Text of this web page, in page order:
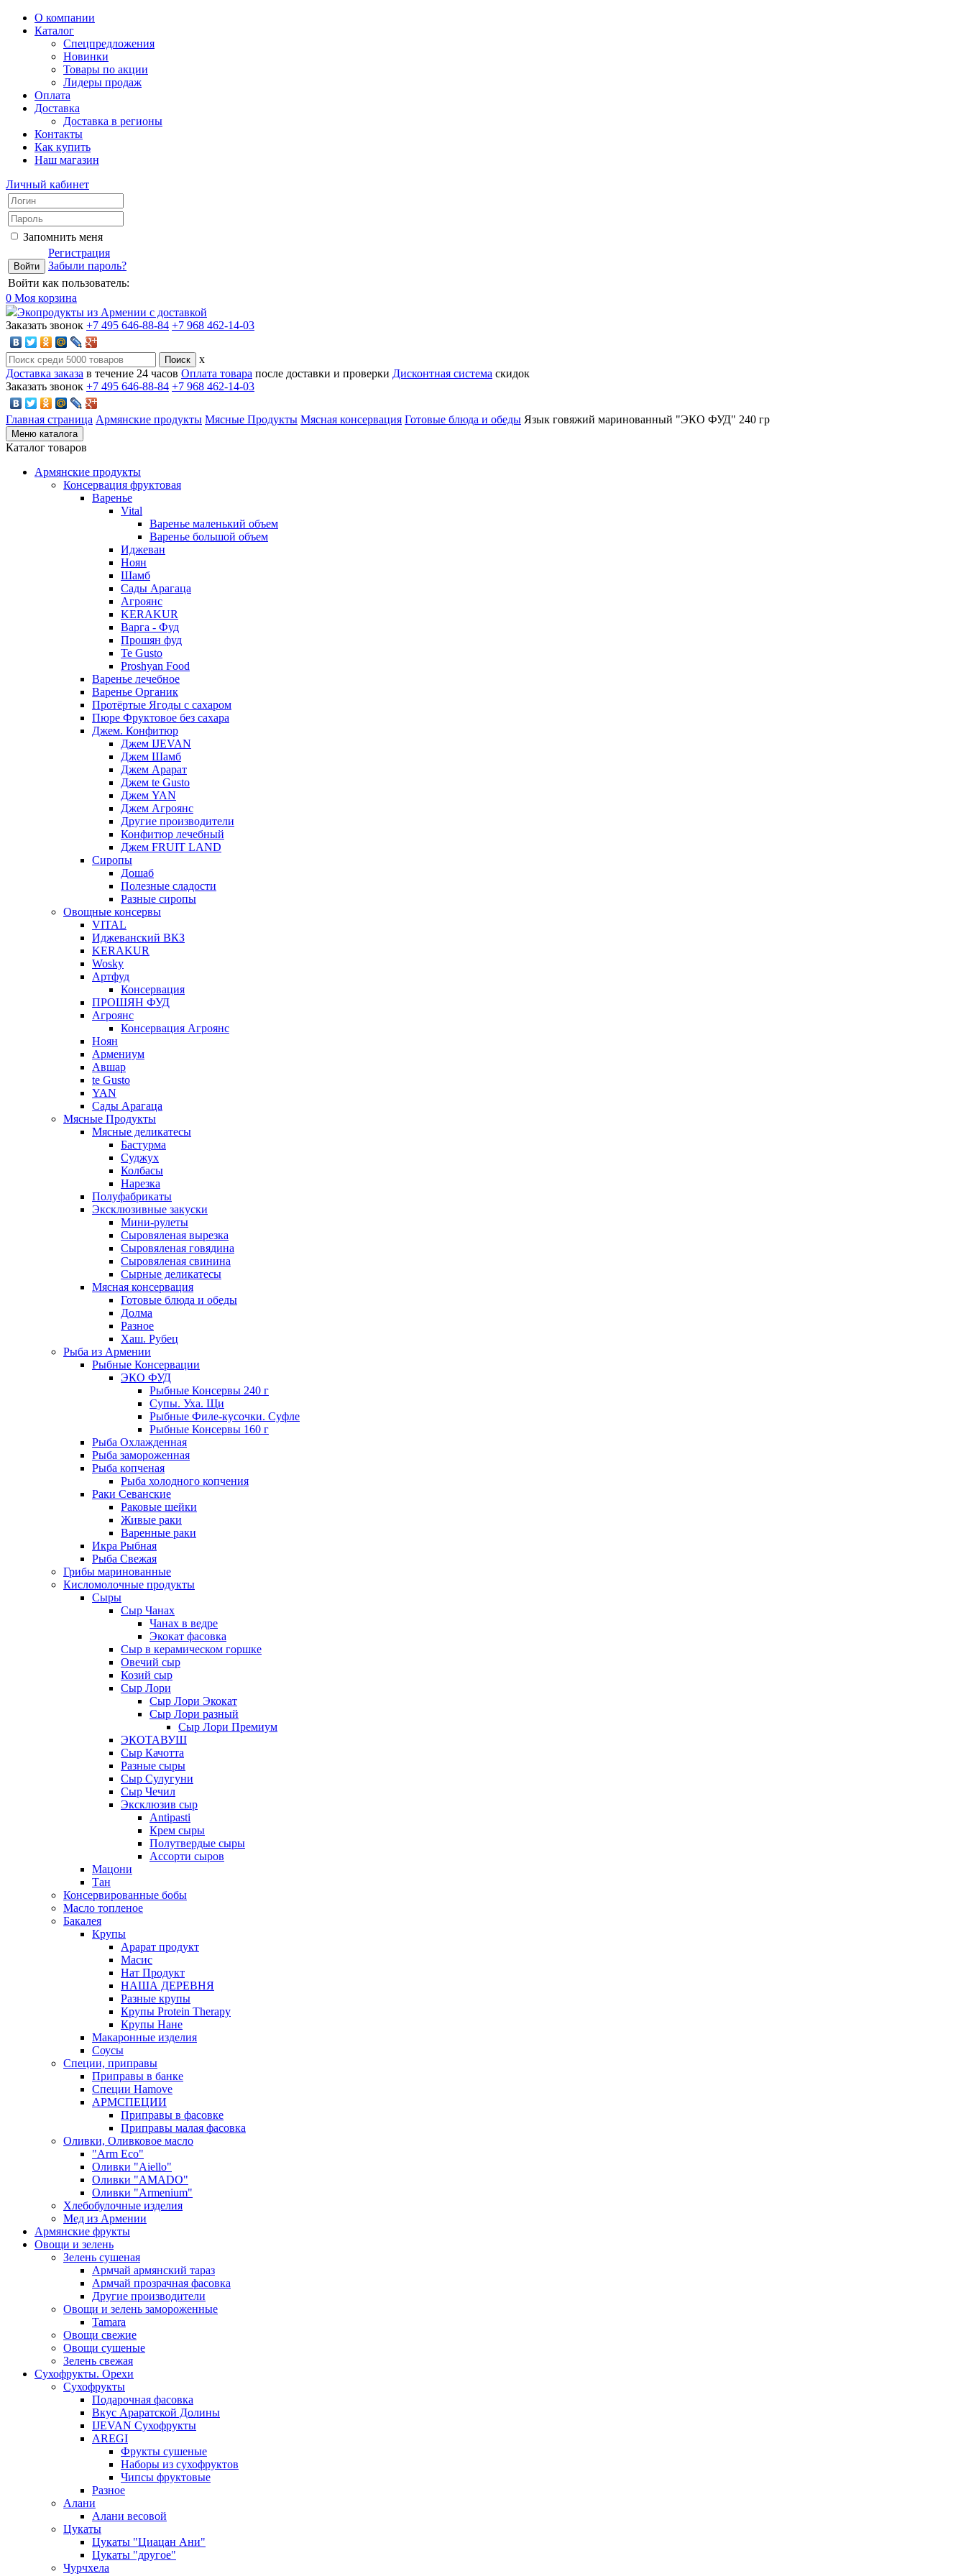
О компании
Каталог
Спецпредложения
Новинки
Товары по акции
Лидеры продаж
Оплата
Доставка
Доставка в регионы
Контакты
Как купить
Наш магазин
Личный кабинет
Запомнить меня
Регистрация
Забыли пароль?
Войти как пользователь:
0 Моя корзина
Экопродукты из Армении с доставкой
Заказать звонок +7 495 646-88-84 +7 968 462-14-03
x
Доставка заказа в течение 24 часов Оплата товара после доставки и проверки Дисконтная система скидок
Заказать звонок +7 495 646-88-84 +7 968 462-14-03
Главная страница Армянские продукты Мясные Продукты Мясная консервация Готовые блюда и обеды Язык говяжий маринованный "ЭКО ФУД" 240 гр
Меню каталога
Каталог товаров
Армянские продукты
Консервация фруктовая
Варенье
Vital
Варенье маленький объем
Варенье большой объем
Иджеван
Ноян
Шамб
Сады Арагаца
Агроянс
KERAKUR
Варга - Фуд
Прошян фуд
Te Gusto
Proshyan Food
Варенье лечебное
Варенье Органик
Протёртые Ягоды с сахаром
Пюре Фруктовое без сахара
Джем. Конфитюр
Джем IJEVAN
Джем Шамб
Джем Арарат
Джем te Gusto
Джем YAN
Джем Агроянс
Другие производители
Конфитюр лечебный
Джем FRUIT LAND
Сиропы
Дошаб
Полезные сладости
Разные сиропы
Овощные консервы
VITAL
Иджеванский ВКЗ
KERAKUR
Wosky
Артфуд
Консервация
ПРОШЯН ФУД
Агроянс
Консервация Агроянс
Ноян
Армениум
Авшар
te Gusto
YAN
Сады Арагаца
Мясные Продукты
Мясные деликатесы
Бастурма
Суджух
Колбасы
Нарезка
Полуфабрикаты
Эксклюзивные закуски
Мини-рулеты
Сыровяленая вырезка
Сыровяленая говядина
Сыровяленая свинина
Сырные деликатесы
Мясная консервация
Готовые блюда и обеды
Долма
Разное
Хаш. Рубец
Рыба из Армении
Рыбные Консервации
ЭКО ФУД
Рыбные Консервы 240 г
Супы. Уха. Щи
Рыбные Филе-кусочки. Суфле
Рыбные Консервы 160 г
Рыба Охлажденная
Рыба замороженная
Рыба копченая
Рыба холодного копчения
Раки Севанские
Раковые шейки
Живые раки
Варенные раки
Икра Рыбная
Рыба Свежая
Грибы маринованные
Кисломолочные продукты
Сыры
Сыр Чанах
Чанах в ведре
Экокат фасовка
Сыр в керамическом горшке
Овечий сыр
Козий сыр
Сыр Лори
Сыр Лори Экокат
Сыр Лори разный
Сыр Лори Премиум
ЭКОТАВУШ
Сыр Качотта
Разные сыры
Сыр Сулугуни
Сыр Чечил
Эксклюзив сыр
Antipasti
Крем сыры
Полутвердые сыры
Ассорти сыров
Мацони
Тан
Консервированные бобы
Масло топленое
Бакалея
Крупы
Арарат продукт
Масис
Нат Продукт
НАША ДЕРЕВНЯ
Разные крупы
Крупы Protein Therapy
Крупы Нане
Макаронные изделия
Соусы
Специи, приправы
Приправы в банке
Специи Hamove
АРМСПЕЦИИ
Приправы в фасовке
Приправы малая фасовка
Оливки, Оливковое масло
"Arm Eco"
Оливки "Aiello"
Оливки "AMADO"
Оливки "Armenium"
Хлебобулочные изделия
Мед из Армении
Армянские фрукты
Овощи и зелень
Зелень сушеная
Армчай армянский тараз
Армчай прозрачная фасовка
Другие производители
Овощи и зелень замороженные
Tamara
Овощи свежие
Овощи сушеные
Зелень свежая
Сухофрукты. Орехи
Сухофрукты
Подарочная фасовка
Вкус Араратской Долины
IJEVAN Сухофрукты
AREGI
Фрукты сушеные
Наборы из сухофруктов
Чипсы фруктовые
Разное
Алани
Алани весовой
Цукаты
Цукаты "Циацан Ани"
Цукаты "другое"
Чурчхела